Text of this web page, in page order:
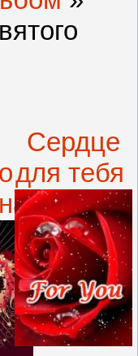
Сердце
для тебя